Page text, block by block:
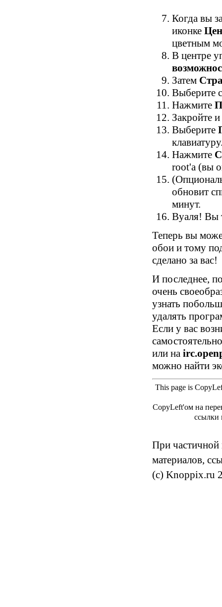
Когда вы
иконке
цветным
В центре
Затем
Выберите
Нажмите
Закройте
Выберите
Нажмите
root'а (вы
обновит
минут.
Вуаля! Вы
Теперь вы
обои и тому
сделано за вас!
И последнее,
очень
узнать
удалять
Если у вас
или на
можно найти
This page is
CopyLeft'ом на
ссылки
При частичной
материалов,
(c) Knoppix.ru